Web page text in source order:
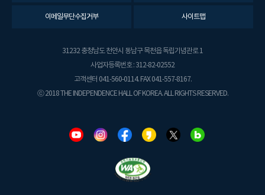
이메일무단수집거부 사이트맵
31232 충청남도 천안시 동남구 목천읍 독립기념관로 1
사업자등록번호 : 312-82-02552
고객센터 041-560-0114. FAX 041-557-8167.
ⓒ 2018 THE INDEPENDENCE HALL OF KOREA. ALL RIGHTS RESERVED.